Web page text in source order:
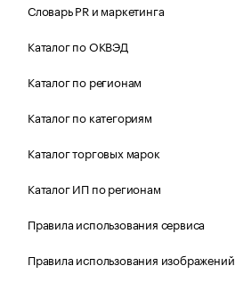
Словарь PR и маркетинга
Каталог по ОКВЭД
Каталог по регионам
Каталог по категориям
Каталог торговых марок
Каталог ИП по регионам
Правила использования сервиса
Правила использования изображений